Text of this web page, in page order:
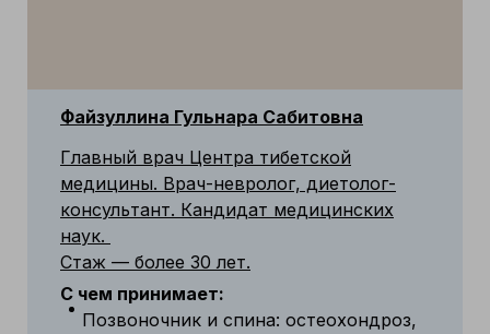
Файзуллина Гульнара Сабитовна
Главный врач Центра тибетской
медицины. Врач-невролог, диетолог-
консультант. Кандидат медицинских
наук.
Стаж — более 30 лет.
С чем принимает:
Позвоночник и спина: остеохондроз,